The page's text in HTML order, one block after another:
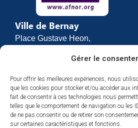
Gérer le
Pour offrir les meilleures expériences, nous
que les cookies pour stocker et/ou accéder aux
fait de consentir à ces technologies nous
telles que le comportement de navigation ou les
de ne pas consentir ou de retirer son
sur certaines caractéristiques et fonctions.
Ville de Bernay
Place Gustave Heon,
27307 BERNAY
02 32 46 63 00
Contact
Horaires d’ouverture
Du lundi au vendredi :